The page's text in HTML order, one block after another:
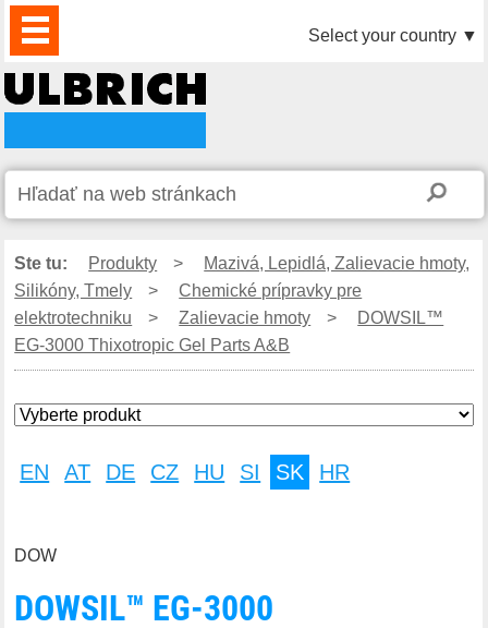
PRODUKTY
AKTUALITY
DOWNLOAD
VIDEO
PARTNERI
NÁS
KONTAKTY Select your country ▼
Ste tu: Produkty >
Mazivá, Lepidlá, Zalievacie hmoty,
Silikóny, Tmely
>
Chemické prípravky pre
elektrotechniku
> Zalievacie hmoty >
DOWSIL™
EG-3000 Thixotropic Gel Parts A&B
EN AT DE CZ HU SI SK HR
DOW
DOWSIL™ EG-3000